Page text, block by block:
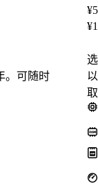
。可随时
¥
¥
取